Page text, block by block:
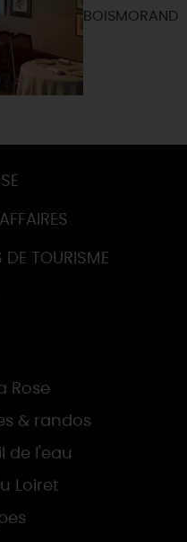
BOISMORAND
DE TOURISME
Rose
& randos
de l'eau
Loiret